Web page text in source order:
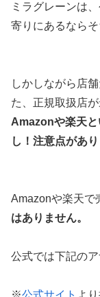
ミラグレーンは
寄りにあるなら
しかしながら店
た、正規取扱店
Amazonや楽天
し！注意点があり
Amazonや楽天で
はありません。
公式では下記の